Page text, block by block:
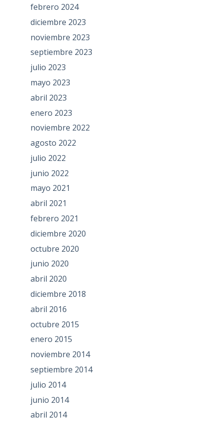
febrero 2024
diciembre 2023
noviembre 2023
septiembre 2023
julio 2023
mayo 2023
abril 2023
enero 2023
noviembre 2022
agosto 2022
julio 2022
junio 2022
mayo 2021
abril 2021
febrero 2021
diciembre 2020
octubre 2020
junio 2020
abril 2020
diciembre 2018
abril 2016
octubre 2015
enero 2015
noviembre 2014
septiembre 2014
julio 2014
junio 2014
abril 2014